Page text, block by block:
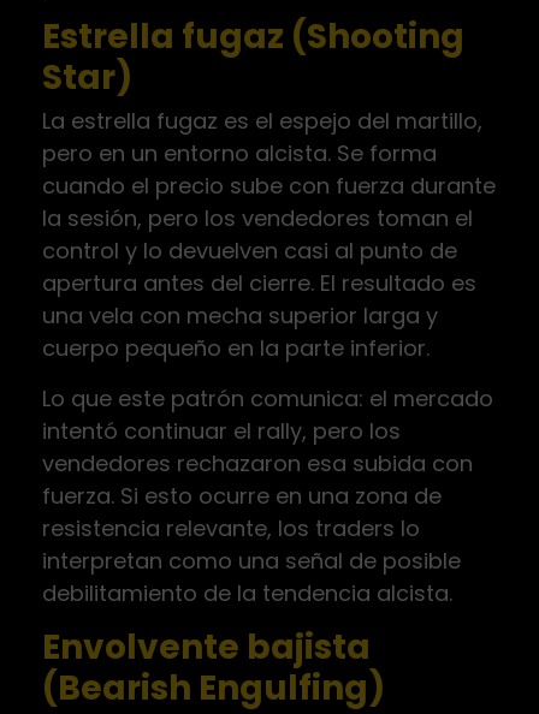
Estrella fugaz (Shooting
Star)
La estrella fugaz es el espejo del martillo,
pero en un entorno alcista. Se forma
cuando el precio sube con fuerza durante
la sesión, pero los vendedores toman el
control y lo devuelven casi al punto de
apertura antes del cierre. El resultado es
una vela con mecha superior larga y
cuerpo pequeño en la parte inferior.
Lo que este patrón comunica: el mercado
intentó continuar el rally, pero los
vendedores rechazaron esa subida con
fuerza. Si esto ocurre en una zona de
resistencia relevante, los traders lo
interpretan como una señal de posible
debilitamiento de la tendencia alcista.
Envolvente bajista
(Bearish Engulfing)